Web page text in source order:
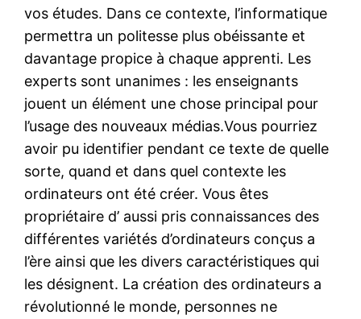
vos études. Dans ce contexte, l’informatique
permettra un politesse plus obéissante et
davantage propice à chaque apprenti. Les
experts sont unanimes : les enseignants
jouent un élément une chose principal pour
l’usage des nouveaux médias.Vous pourriez
avoir pu identifier pendant ce texte de quelle
sorte, quand et dans quel contexte les
ordinateurs ont été créer. Vous êtes
propriétaire d’ aussi pris connaissances des
différentes variétés d’ordinateurs conçus a
l’ère ainsi que les divers caractéristiques qui
les désignent. La création des ordinateurs a
révolutionné le monde, personnes ne